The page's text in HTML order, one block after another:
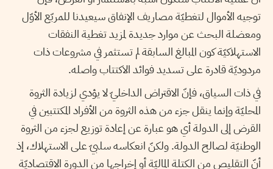
توجيه الأموال لتغطيّة مصاريف الإنفاق سيعيدنا للمربّع الأوّل
ومعضلة البحث عن موارد جديدة لمزيد تغطية النفقات
الاستهلاكيّة كون المبالغ السابقة لم تستثمر في مشروعات ذات
مردوديّة قادرة على تسديد فوائد الاكتتاب واصله.
في ذات السياق، فإنّ الاقتراض الداخليّ لا يؤدي لزيادة الثروة
المحليّة وإنما ينقل جزء من هذه الثروة من الأفراد المكتتبين في
القرض إلى الدولة أي هو عبارة عن إعادة توزيع لجزء من الثروة
الوطنيّة لصالح الدولة. ولكنّ انعكاسه سلبيّ على الاستهلاك، إذ
أنّ التقليص من الكتلة الماليّة أو إخراجها من الدورة الاقتصاديّة